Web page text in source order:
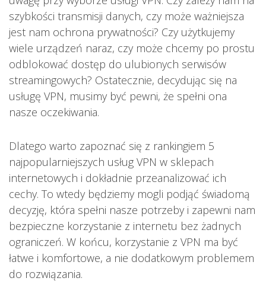
szybkości transmisji danych, czy może ważniejsza
jest nam ochrona prywatności? Czy użytkujemy
wiele urządzeń naraz, czy może chcemy po prostu
odblokować dostęp do ulubionych serwisów
streamingowych? Ostatecznie, decydując się na
usługę VPN, musimy być pewni, że spełni ona
nasze oczekiwania.
Dlatego warto zapoznać się z rankingiem 5
najpopularniejszych usług VPN w sklepach
internetowych i dokładnie przeanalizować ich
cechy. To wtedy będziemy mogli podjąć świadomą
decyzję, która spełni nasze potrzeby i zapewni nam
bezpieczne korzystanie z internetu bez żadnych
ograniczeń. W końcu, korzystanie z VPN ma być
łatwe i komfortowe, a nie dodatkowym problemem
do rozwiązania.